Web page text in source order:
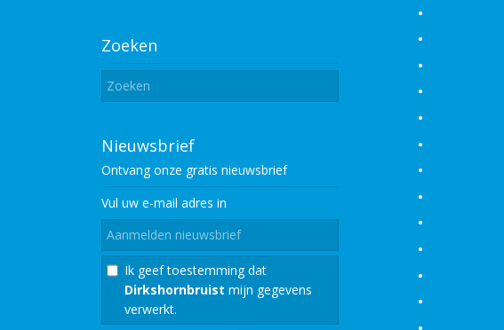
Zoeken
Nieuwsbrief
Ontvang onze gratis nieuwsbrief
Vul uw e-mail adres in
Ik geef toestemming dat
Dirkshornbruist mijn gegevens
verwerkt.
•
•
•
•
•
•
•
•
•
•
•
•